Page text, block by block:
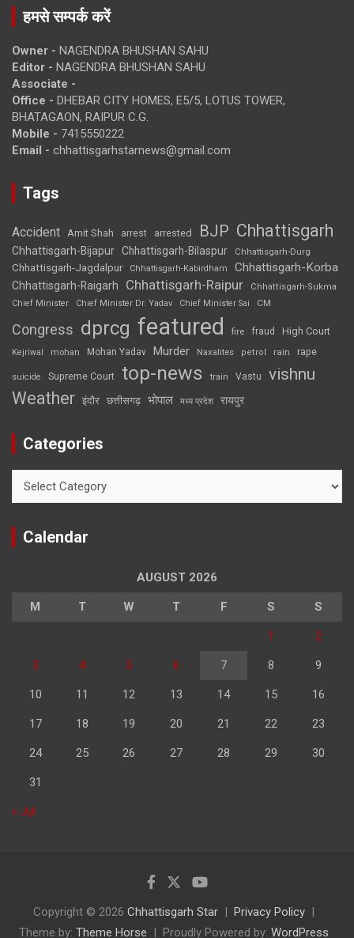
हमसे सम्पर्क करें
Owner - NAGENDRA BHUSHAN SAHU
Editor - NAGENDRA BHUSHAN SAHU
Associate -
Office - DHEBAR CITY HOMES, E5/5, LOTUS TOWER,
BHATAGAON, RAIPUR C.G.
Mobile - 7415550222
Email - chhattisgarhstarnews@gmail.com
Tags
Accident Amit Shah arrest arrested BJP Chhattisgarh
Chhattisgarh-Bijapur Chhattisgarh-Bilaspur Chhattisgarh-Durg
Chhattisgarh-Jagdalpur Chhattisgarh-Kabirdham Chhattisgarh-Korba
Chhattisgarh-Raigarh Chhattisgarh-Raipur
Chhattisgarh-Sukma
Chief Minister
Chief Minister Dr. Yadav Chief Minister Sai CM
Congress dprcg featured fire fraud High Court
Kejriwal mohan Mohan Yadav Murder Naxalites petrol rain rape
suicide Supreme Court top-news train Vastu vishnu
Weather इंदौर छत्तीसगढ़ भोपाल मध्य प्रदेश रायपुर
Categories
Calendar
AUGUST 2026
M T W T F S S
1 2
3 4 5 6 7 8 9
10 11 12 13 14 15 16
17 18 19 20 21 22 23
24 25 26 27 28 29 30
31
« Jul
Copyright © 2026 Chhattisgarh Star
Privacy Policy
Theme by: Theme Horse Proudly Powered by: WordPress